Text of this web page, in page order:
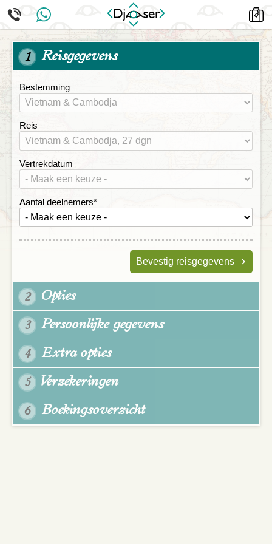
1 Reisgegevens
Bestemming
Reis
Vertrekdatum
Aantal deelnemers*
Bevestig reisgegevens
2 Opties
3 Persoonlijke gegevens
4 Extra opties
5 Verzekeringen
6 Boekingsoverzicht